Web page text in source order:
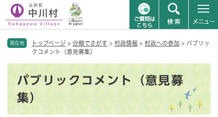
現在地 トップページ > 分類でさがす > 村政情報 > 村政への参加 > パブリッ
クコメント（意見募集）
パブリックコメント（意見募
集）